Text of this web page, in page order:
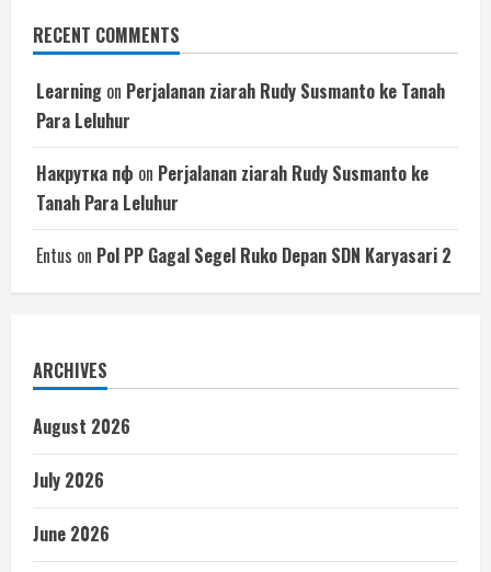
RECENT COMMENTS
Learning on Perjalanan ziarah Rudy Susmanto ke Tanah
Para Leluhur
Накрутка пф on Perjalanan ziarah Rudy Susmanto ke
Tanah Para Leluhur
Entus on Pol PP Gagal Segel Ruko Depan SDN Karyasari 2
ARCHIVES
August 2026
July 2026
June 2026